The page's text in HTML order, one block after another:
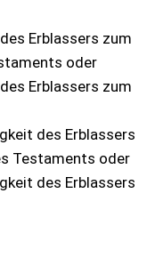
Erblassers zum
oder
Erblassers zum
des Erblassers
Testaments oder
des Erblassers